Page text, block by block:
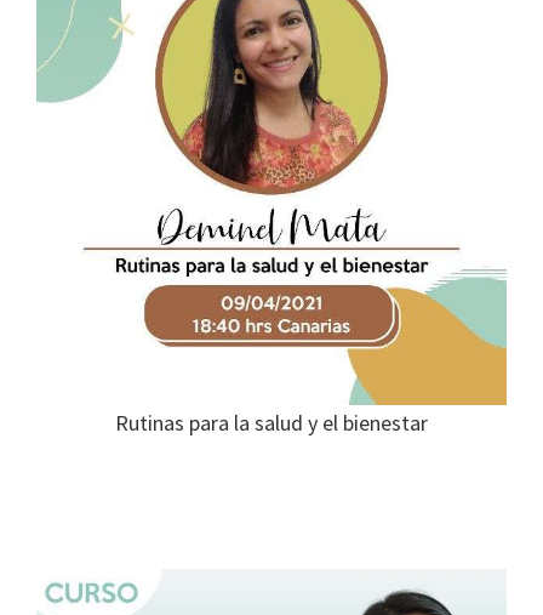
Rutinas para la salud y el bienestar